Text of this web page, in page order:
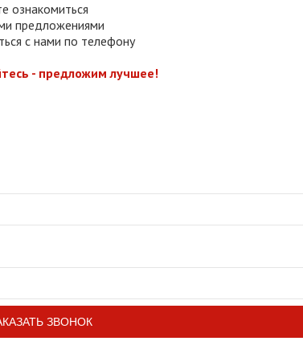
ознакомиться
предложениями
с нами по телефону
- предложим лучшее!